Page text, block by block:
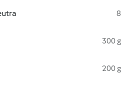
8
300 g
200 g